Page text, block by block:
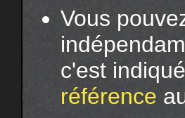
Vous
c'est
référence